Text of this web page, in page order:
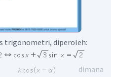
trigonometri, diperoleh:
dimana